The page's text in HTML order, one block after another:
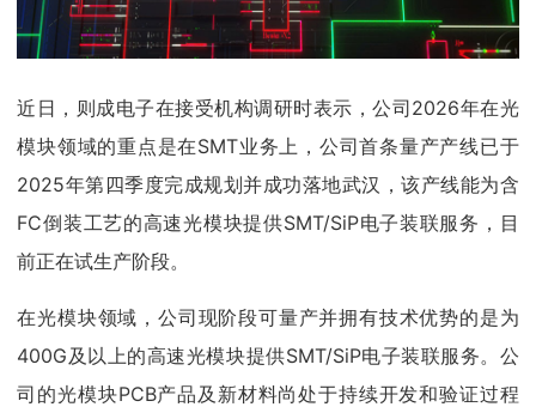
近日，则成电子在接受机构调研时表示，公司2026年在光
模块领域的重点是在SMT业务上，公司首条量产产线已于
2025年第四季度完成规划并成功落地武汉，该产线能为含
FC倒装工艺的高速光模块提供SMT/SiP电子装联服务，目
前正在试生产阶段。
在光模块领域，公司现阶段可量产并拥有技术优势的是为
400G及以上的高速光模块提供SMT/SiP电子装联服务。公
司的光模块PCB产品及新材料尚处于持续开发和验证过程